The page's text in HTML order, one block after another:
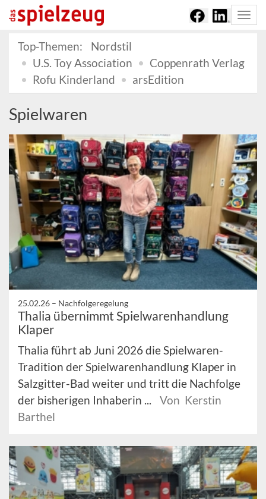
Top-Themen:
Nordstil
U.S. Toy Association
Coppenrath Verlag
Rofu Kinderland
arsEdition
Spielwaren
25.02.26 – Nachfolgeregelung
Thalia übernimmt Spielwarenhandlung
Klaper
Thalia führt ab Juni 2026 die Spielwaren-
Tradition der Spielwarenhandlung Klaper in
Salzgitter-Bad weiter und tritt die Nachfolge
der bisherigen Inhaberin ...
Von Kerstin
Barthel